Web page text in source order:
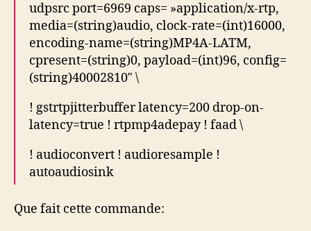
udpsrc port=6969 caps= »application/x-rtp,
media=(string)audio, clock-rate=(int)16000,
encoding-name=(string)MP4A-LATM,
cpresent=(string)0, payload=(int)96, config=
(string)40002810″ \
! gstrtpjitterbuffer latency=200 drop-on-
latency=true ! rtpmp4adepay ! faad \
! audioconvert ! audioresample !
autoaudiosink
Que fait cette commande: